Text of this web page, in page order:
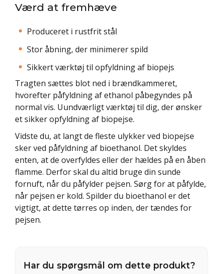
Værd at fremhæve
Produceret i rustfrit stål
Stor åbning, der minimerer spild
Sikkert værktøj til opfyldning af biopejs
Tragten sættes blot ned i brændkammeret,
hvorefter påfyldning af ethanol påbegyndes på
normal vis. Uundværligt værktøj til dig, der ønsker
et sikker opfyldning af biopejse.
Vidste du, at langt de fleste ulykker ved biopejse
sker ved påfyldning af bioethanol. Det skyldes
enten, at de overfyldes eller der hældes på en åben
flamme. Derfor skal du altid bruge din sunde
fornuft, når du påfylder pejsen. Sørg for at påfylde,
når pejsen er kold. Spilder du bioethanol er det
vigtigt, at dette tørres op inden, der tændes for
pejsen.
Har du spørgsmål om dette produkt?